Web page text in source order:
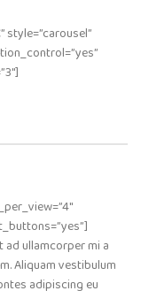
style=”carousel”
ullamcorper mi a
Aliquam vestibulum
adipiscing eu